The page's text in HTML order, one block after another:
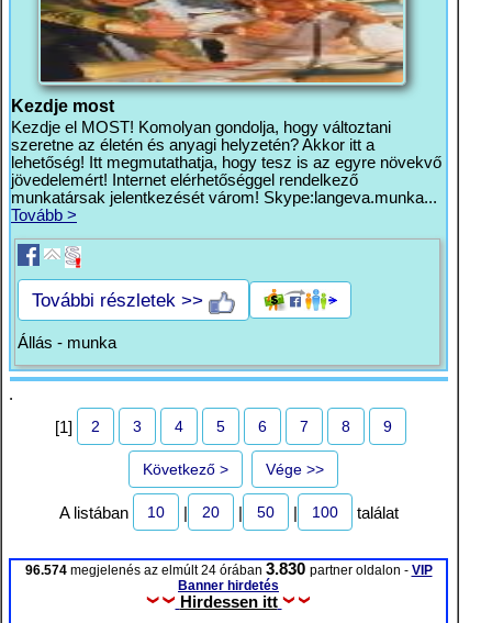
Kezdje most
Kezdje el MOST! Komolyan gondolja, hogy változtani
szeretne az életén és anyagi helyzetén? Akkor itt a
lehetőség! Itt megmutathatja, hogy tesz is az egyre növekvő
jövedelemért! Internet elérhetőséggel rendelkező
munkatársak jelentkezését várom! Skype:langeva.munka...
Tovább >
További részletek >>
Állás - munka
.
[1]
2 3 4 5 6 7 8 9
Következő > Vége >>
A listában 10 20 50 100 találat
96.574megjelenés az elmúlt 24 órában 3.830 partner oldalon - VIP
Banner hirdetés
Hirdessen itt